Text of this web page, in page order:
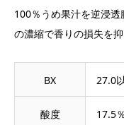
100％うめ果汁を逆浸
の濃縮で香りの損失を
BX 27.0
酸度 17.5